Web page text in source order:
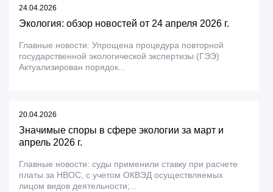
24.04.2026
Экология: обзор новостей от 24 апреля 2026 г.
Главные новости: Упрощена процедура повторной
государственной экологической экспертизы (ГЭЭ)
Актуализирован порядок...
20.04.2026
Значимые споры в сфере экологии за март и
апрель 2026 г.
Главные новости: суды применили ставку при расчете
платы за НВОС, с учетом ОКВЭД осуществляемых
лицом видов деятельности;...